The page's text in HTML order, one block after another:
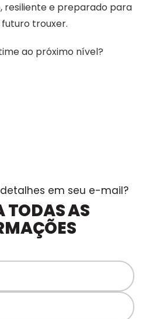
resiliente e preparado para
trouxer.
ao próximo nível?
em seu e-mail?
TODAS AS